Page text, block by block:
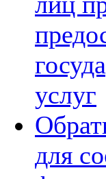
услуг
для